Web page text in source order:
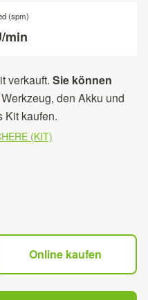
(spm)
min
verkauft. Sie können
den Akku und
Kit kaufen.
(KIT)
Online kaufen